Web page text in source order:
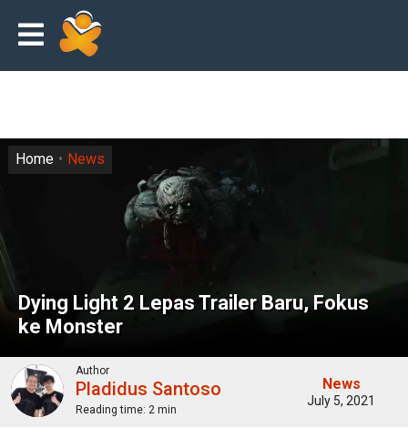
Dying Light 2 Lepas Trailer Baru, Fokus
ke Monster
Home News
Author
Pladidus Santoso
Reading time: 2 min
News
July 5, 2021